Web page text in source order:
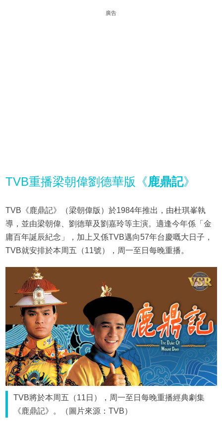
廣告
TVB重播梁朝偉劉德華版《鹿鼎記》
TVB《鹿鼎記》（梁朝偉版）於1984年推出，由杜琪峯執
導，並由梁朝偉、劉德華及劉嘉玲等主演。適逢今年係「金
庸百年誕辰紀念」，加上又係TVB邁向57年台慶嘅大日子，
TVB就安排於本周五（11號），周一至日每晚重播。
TVB將於本周五（11日），周一至日每晚重播經典劇集
《鹿鼎記》。（圖片來源：TVB）